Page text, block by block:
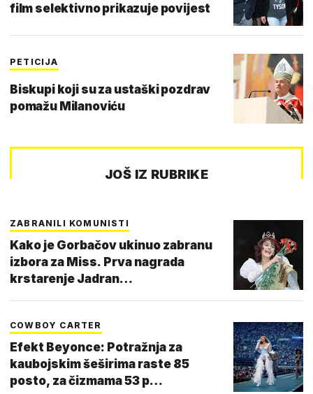
film selektivno prikazuje povijest
PETICIJA
Biskupi koji su za ustaški pozdrav
pomažu Milanoviću
JOŠ IZ RUBRIKE
ZABRANILI KOMUNISTI
Kako je Gorbačov ukinuo zabranu
izbora za Miss. Prva nagrada
krstarenje Jadran…
COWBOY CARTER
Efekt Beyonce: Potražnja za
kaubojskim šeširima raste 85
posto, za čizmama 53 p…